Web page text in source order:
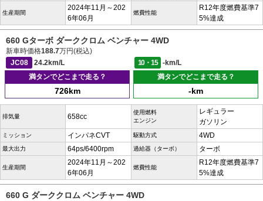
生産期間
2024年11月～202
6年06月
燃費性能
R12年度燃費基準7
5%達成
660 Gターボ ダーククロム ベンチャー 4WD
新車時価格188.7万円(税込)
JC08
24.2km/L 10・15
-km/L
満タンでどこまで走る？
726km
満タンでどこまで走る？
-km
排気量 658cc
使用燃料
エンジン
レギュラー
ガソリン
ミッション インパネCVT 駆動方式 4WD
最大出力 64ps/6400rpm 過給器（ターボ） ターボ
生産期間
2024年11月～202
6年06月
燃費性能
R12年度燃費基準7
5%達成
660 G ダーククロム ベンチャー 4WD